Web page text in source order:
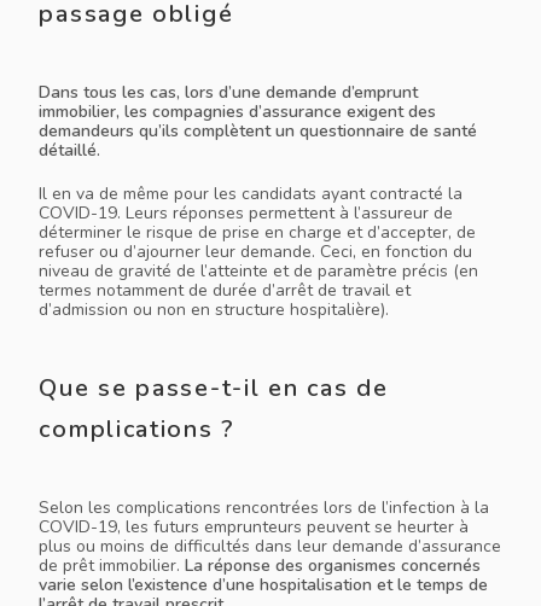
passage obligé
Dans tous les cas, lors d’une demande d’emprunt
immobilier, les compagnies d’assurance exigent des
demandeurs qu’ils complètent un questionnaire de santé
détaillé.
Il en va de même pour les candidats ayant contracté la
COVID-19. Leurs réponses permettent à l’assureur de
déterminer le risque de prise en charge et d’accepter, de
refuser ou d’ajourner leur demande. Ceci, en fonction du
niveau de gravité de l’atteinte et de paramètre précis (en
termes notamment de durée d’arrêt de travail et
d’admission ou non en structure hospitalière).
Que se passe-t-il en cas de
complications ?
Selon les complications rencontrées lors de l’infection à la
COVID-19, les futurs emprunteurs peuvent se heurter à
plus ou moins de difficultés dans leur demande d’assurance
de prêt immobilier.La réponse des organismes concernés
varie selon l’existence d’une hospitalisation et le temps de